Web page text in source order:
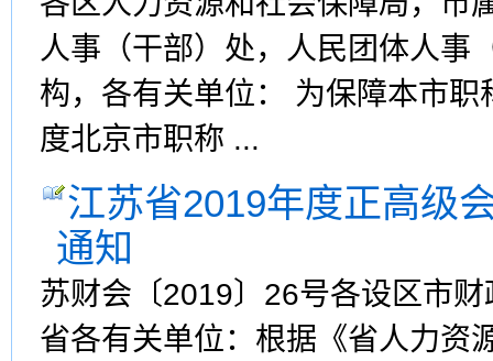
人事（干部）处，人民团体人事
构，各有关单位： 为保障本市职
度北京市职称 ...
江苏省2019年度正高级
通知
苏财会〔2019〕26号各设区市
省各有关单位：根据《省人力资